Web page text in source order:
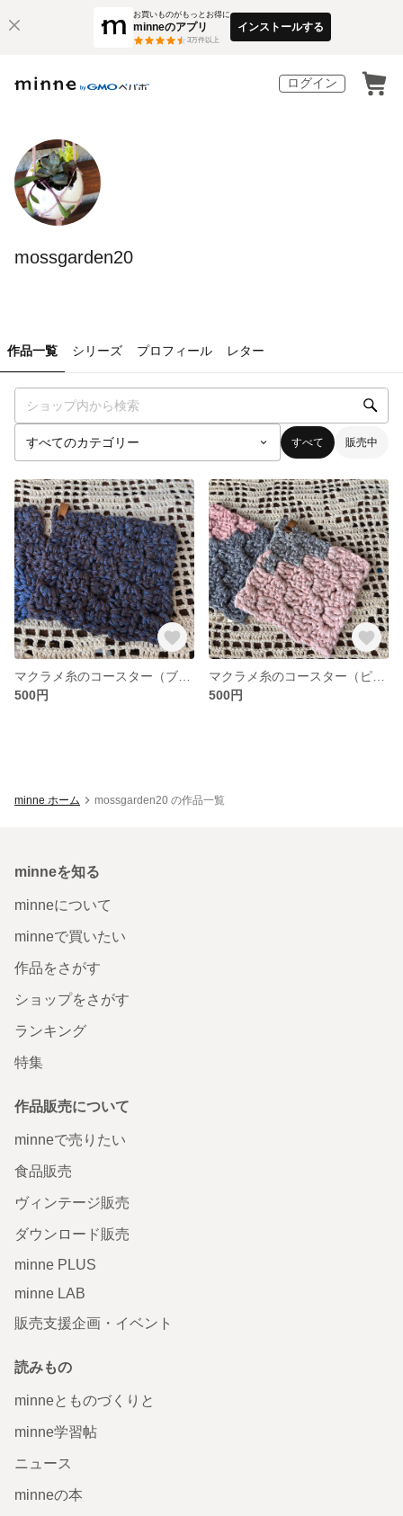
お買いものがもっとお得に
minneのアプリ
3万件以上
インストールする
ログイン
mossgarden20
作品一覧 シリーズ プロフィール レター
すべて 販売中
500円
500円
minne ホーム mossgarden20 の作品一覧
minneを知る
minneについて
minneで買いたい
作品をさがす
ショップをさがす
ランキング
特集
作品販売について
minneで売りたい
食品販売
ヴィンテージ販売
ダウンロード販売
minne PLUS
minne LAB
販売支援企画・イベント
読みもの
minneとものづくりと
minne学習帖
ニュース
minneの本